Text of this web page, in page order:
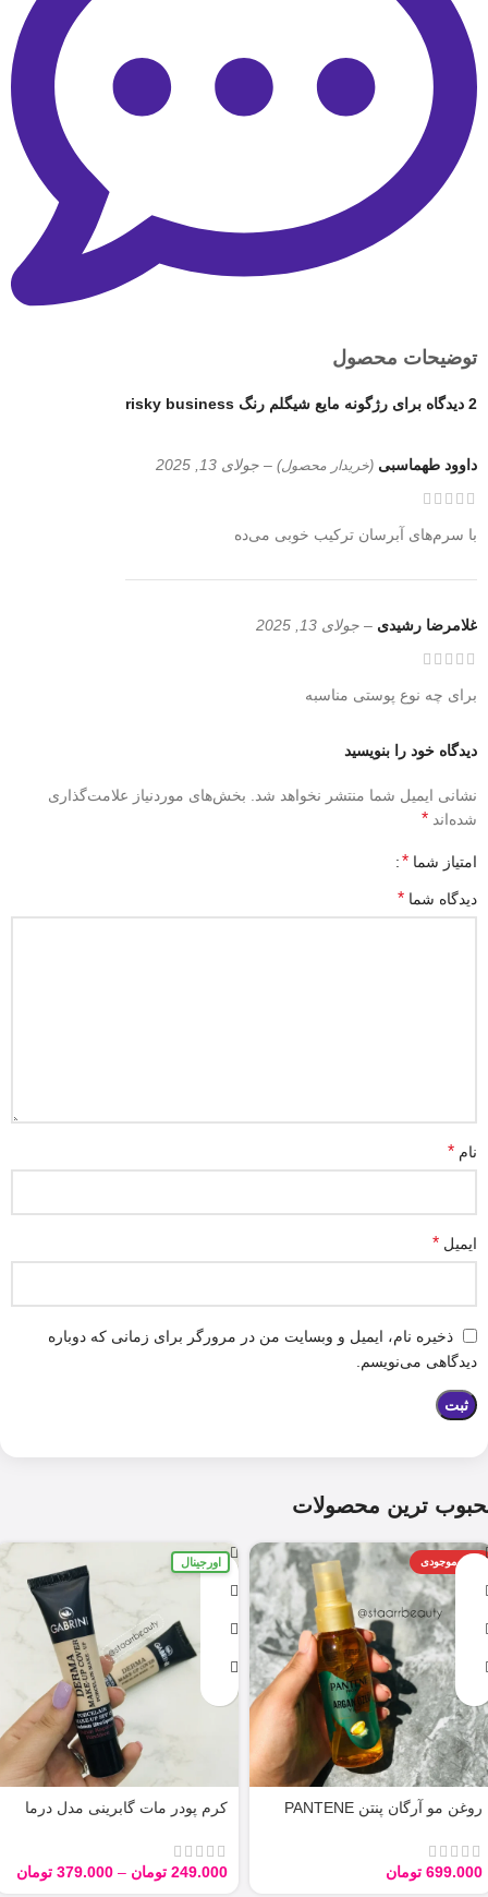
توضیحات محصول
2 دیدگاه برای رژگونه مایع شیگلم رنگ risky business
داوود طهماسبی (خریدار محصول) – جولای 13, 2025
با سرم‌های آبرسان ترکیب خوبی می‌ده
غلامرضا رشیدی – جولای 13, 2025
برای چه نوع پوستی مناسبه
دیدگاه خود را بنویسید
نشانی ایمیل شما منتشر نخواهد شد.
بخش‌های موردنیاز علامت‌گذاری
شده‌اند *
امتیاز شما *
دیدگاه شما *
نام *
ایمیل *
ذخیره نام، ایمیل و وبسایت من در مرورگر برای زمانی که دوباره
دیدگاهی می‌نویسم.
ترین محصولات
اتمام موجودی
روغن مو آرگان پنتن PANTENE
699.000 تومان
اورجینال
کرم پودر مات گابرینی مدل درما
249.000 تومان –
379.000 تومان